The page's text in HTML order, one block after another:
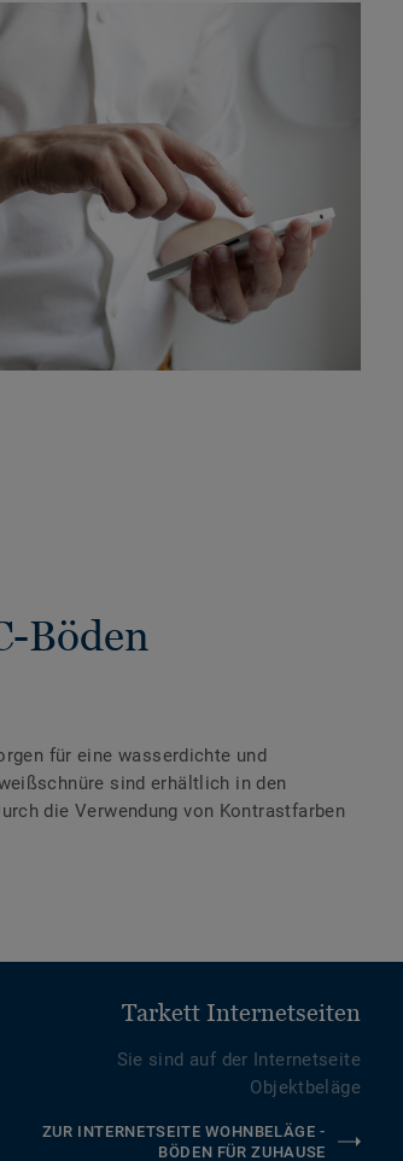
Böden
für eine wasserdichte und
sind erhältlich in den
die Verwendung von Kontrastfarben
Tarkett Internetseiten
Sie sind auf der Internetseite
Objektbeläge
ZUR INTERNETSEITE WOHNBELÄGE -
BÖDEN FÜR ZUHAUSE